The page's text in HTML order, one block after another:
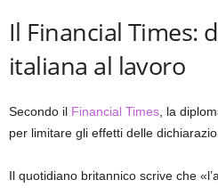
Il Financial Times:
italiana al lavoro
Secondo il Financial Times , la
per limitare gli effetti delle
Il quotidiano britannico scrive che